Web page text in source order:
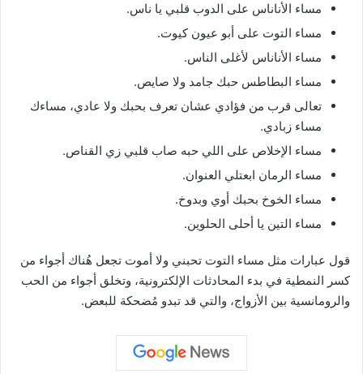
مساء الأناناس على الدوب قلبي يا ناس.
مساء التوت على أبو عيون كيوت.
مساء الأناناس لأغلى الناس.
مساء البطاطس حبك جامد ولا صايص.
تعالى قرب من فؤادي عشان تعرف بحبك ولا عادي، مساءك
مساء زبادي.
مساء الإخلاص على اللي حبه صاب قلبي زي القناص.
مساء الرمان ابعتلي العنوان.
مساء الخوخ بحبك أوي وبدوخ.
مساء التين يا أحلى الحلوين.
قول عبارات مثل مساء التوت تحبني ولا أموت تجعل هُناك أجواء من
كسر النمطية في بدء المحادثات الإلكترونية، وتخلق أجواء من الحب
والرومانسية بين الأزواج، والتي قد تبدو مُضحكة للبعض.